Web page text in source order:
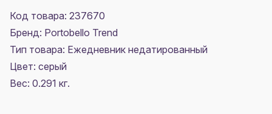
Код товара: 237670
Бренд: Portobello Trend
Тип товара: Ежедневник недатированный
Цвет: серый
Вес: 0.291 кг.